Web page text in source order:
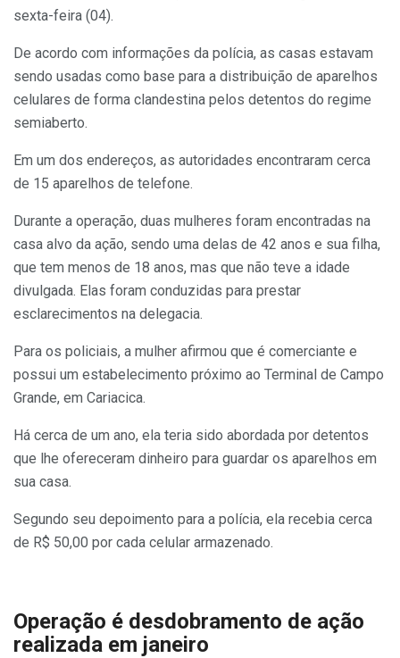
sexta-feira (04).
De acordo com informações da polícia, as casas estavam
sendo usadas como base para a distribuição de aparelhos
celulares de forma clandestina pelos detentos do regime
semiaberto.
Em um dos endereços, as autoridades encontraram cerca
de 15 aparelhos de telefone.
Durante a operação, duas mulheres foram encontradas na
casa alvo da ação, sendo uma delas de 42 anos e sua filha,
que tem menos de 18 anos, mas que não teve a idade
divulgada. Elas foram conduzidas para prestar
esclarecimentos na delegacia.
Para os policiais, a mulher afirmou que é comerciante e
possui um estabelecimento próximo ao Terminal de Campo
Grande, em Cariacica.
Há cerca de um ano, ela teria sido abordada por detentos
que lhe ofereceram dinheiro para guardar os aparelhos em
sua casa.
Segundo seu depoimento para a polícia, ela recebia cerca
de R$ 50,00 por cada celular armazenado.
Operação é desdobramento de ação
realizada em janeiro